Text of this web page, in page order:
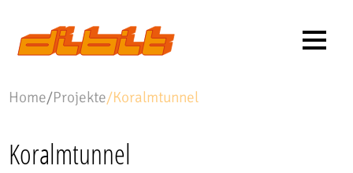
Home/Projekte/Koralmtunnel
Koralmtunnel